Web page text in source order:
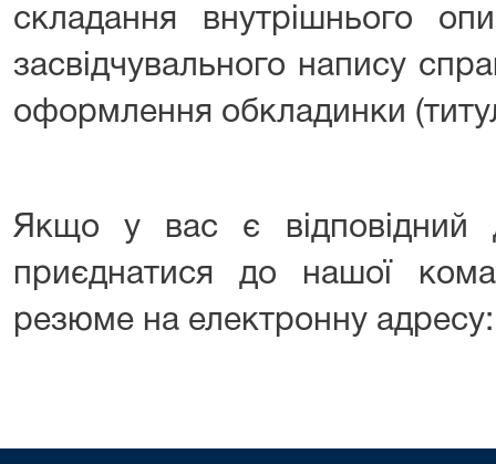
складання внутрішнього
засвідчувального напису
оформлення обкладинки
Якщо у вас є відповідний
приєднатися до нашої
резюме на електронну